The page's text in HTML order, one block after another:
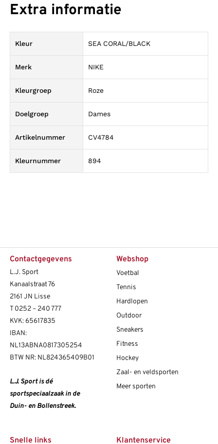
Extra informatie
Kleur SEA CORAL/BLACK
Merk NIKE
Kleurgroep Roze
Doelgroep Dames
Artikelnummer CV4784
Kleurnummer 894
Contactgegevens
L.J. Sport
Kanaalstraat 76
2161 JN Lisse
T 0252 – 240 777
KVK: 65617835
IBAN:
NL13ABNA0817305254
BTW NR: NL824365409B01
L.J. Sport is dé
sportspeciaalzaak in de
Duin- en Bollenstreek.
Webshop
Voetbal
Tennis
Hardlopen
Outdoor
Sneakers
Fitness
Hockey
Zaal- en veldsporten
Meer sporten
Snelle links Klantenservice